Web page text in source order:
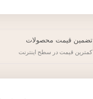
تضمین قیمت محصولات
کمترین قیمت در سطح اینترنت